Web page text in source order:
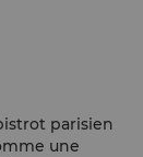
parisien
une